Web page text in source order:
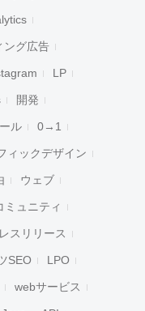
ング広告
LP
開発
ル 0→1
ィックデザイン
ウェブ
ミュニティ
スリリース
SEO LPO
webサービス